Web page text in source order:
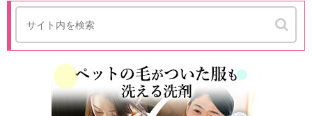
抜け毛が衣類に付着しにくい洗剤：リモサボ
ン